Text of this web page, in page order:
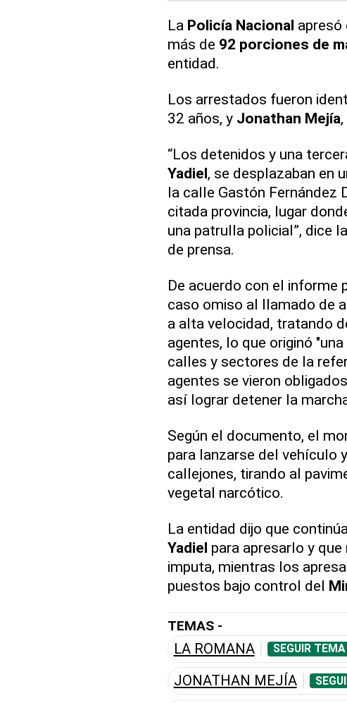
La Policía Nacional apresó
más de 92 porciones de
entidad.
Los arrestados fueron
32 años, y Jonathan Mejía
“Los detenidos y una
Yadiel, se desplazaban en
la calle Gastón Fernández
citada provincia, lugar
una patrulla policial”, dice
de prensa.
De acuerdo con el informe
caso omiso al llamado de
a alta velocidad, tratando
agentes, lo que originó
calles y sectores de la
agentes se vieron
así lograr detener la
Según el documento, el
para lanzarse del vehículo
callejones, tirando al
vegetal narcótico.
La entidad dijo que
Yadiel para apresarlo y
imputa, mientras los
puestos bajo control del
TEMAS -
LA ROMANA SEGUIR
JONATHAN MEJÍA